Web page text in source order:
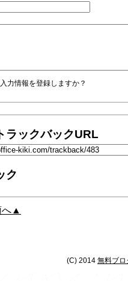
入力情報を登録しますか？
ラックバックURL
ク
へ▲
(C) 2014 無料ブロ